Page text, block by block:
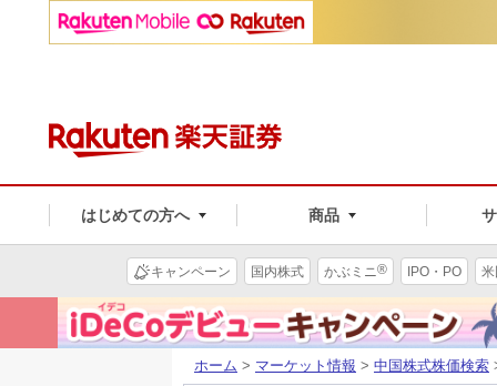
はじめての方へ 商品
キャンペーン 国内株式 かぶミニ® IPO・PO
ホーム > マーケット情報 > 中国株式株価検索